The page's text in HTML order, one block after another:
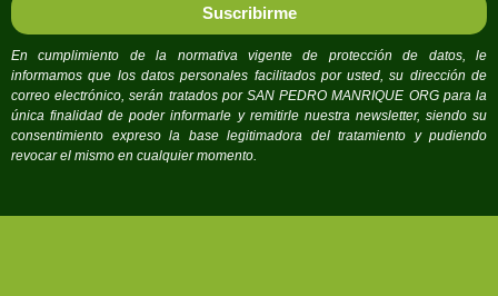
Suscribirme
En cumplimiento de la normativa vigente de protección de datos, le
informamos que los datos personales facilitados por usted, su dirección de
correo electrónico, serán tratados por SAN PEDRO MANRIQUE ORG para la
única finalidad de poder informarle y remitirle nuestra newsletter, siendo su
consentimiento expreso la base legitimadora del tratamiento y pudiendo
revocar el mismo en cualquier momento.